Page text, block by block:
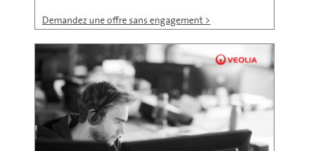
Demandez une offre sans engagement >